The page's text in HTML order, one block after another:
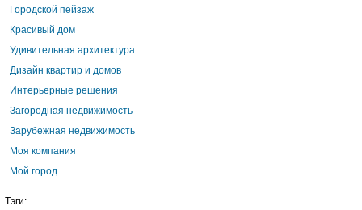
Городской пейзаж
Красивый дом
Удивительная архитектура
Дизайн квартир и домов
Интерьерные решения
Загородная недвижимость
Зарубежная недвижимость
Моя компания
Мой город
Тэги: